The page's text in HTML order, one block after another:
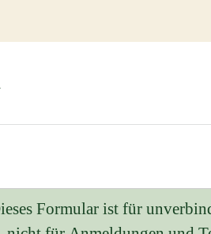
Formular ist für